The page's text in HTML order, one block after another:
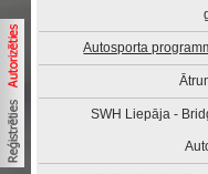
Autosporta
SWH Liepāja -